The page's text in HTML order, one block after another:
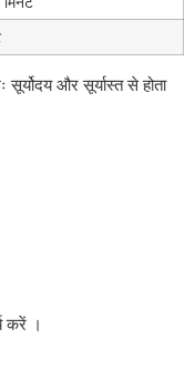
और सूर्यास्त से होता
करें ।